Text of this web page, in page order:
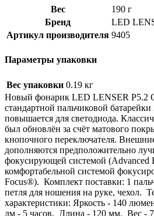
Вес
190 г
Бренд
LED
Артикул производителя 9405
Параметры упаковки
Вес упаковки 0.19 кг
Новый фонарик LED LENSER P5.2
стандартной пальчиковой
повышается для светодиода.
был обновлён ‎за счёт матового
кнопочного переключателя.
‎дополняются предположительно
фокусирующей системой (Advanced
комфортабельной системой
Focus®). ‎ Комплект поставки: 1
петля для ношения на руке, чехол.
характеристики: Яркость - 140
лм - 5 часов. ‎ Длина - 120 мм. ‎ Вес -